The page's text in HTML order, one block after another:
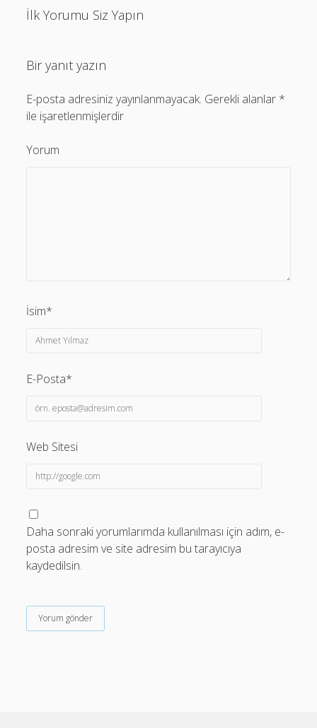
İlk Yorumu Siz Yapın
Bir yanıt yazın
E-posta adresiniz yayınlanmayacak. Gerekli alanlar *
ile işaretlenmişlerdir
Yorum
İsim*
E-Posta*
Web Sitesi
Daha sonraki yorumlarımda kullanılması için adım, e-
posta adresim ve site adresim bu tarayıcıya
kaydedilsin.